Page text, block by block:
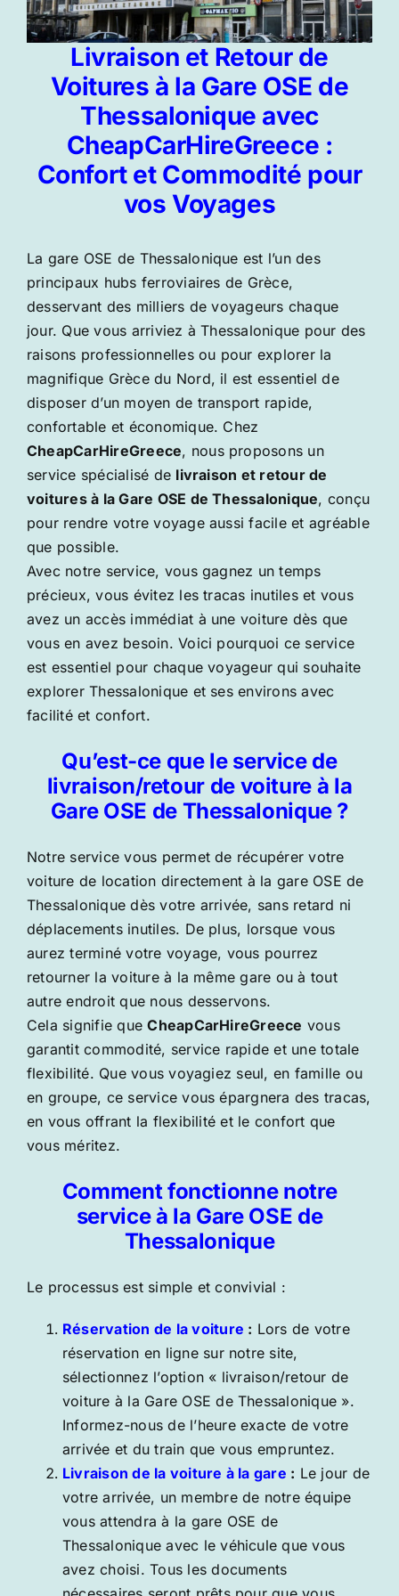
Livraison et Retour de
Voitures à la Gare OSE de
Thessalonique avec
CheapCarHireGreece :
Confort et Commodité pour
vos Voyages
La gare OSE de Thessalonique est l’un des
principaux hubs ferroviaires de Grèce,
desservant des milliers de voyageurs chaque
jour. Que vous arriviez à Thessalonique pour des
raisons professionnelles ou pour explorer la
magnifique Grèce du Nord, il est essentiel de
disposer d’un moyen de transport rapide,
confortable et économique. Chez
CheapCarHireGreece, nous proposons un
service spécialisé de livraison et retour de
voitures à laGare OSE de Thessalonique, conçu
pour rendre votre voyage aussi facile et agréable
que possible.
Avec notre service, vous gagnez un temps
précieux, vous évitez les tracas inutiles et vous
avez un accès immédiat à une voiture dès que
vous en avez besoin. Voici pourquoi ce service
est essentiel pour chaque voyageur qui souhaite
explorer Thessalonique et ses environs avec
facilité et confort.
Qu’est-ce que le service de
livraison/retour de voiture à la
Gare OSE de Thessalonique ?
Notre service vous permet de récupérer votre
voiture de location directement à la gare OSE de
Thessalonique dès votre arrivée, sans retard ni
déplacements inutiles. De plus, lorsque vous
aurez terminé votre voyage, vous pourrez
retourner la voiture à la même gare ou à tout
autre endroit que nous desservons.
Cela signifie queCheapCarHireGreece vous
garantit commodité, service rapide et une totale
flexibilité. Que vous voyagiez seul, en famille ou
en groupe, ce service vous épargnera des tracas,
en vous offrant la flexibilité et le confort que
vous méritez.
Comment fonctionne notre
service à la Gare OSE de
Thessalonique
Le processus est simple et convivial :
Réservation de la voiture : Lors de votre
réservation en ligne sur notre site,
sélectionnez l’option « livraison/retour de
voiture à la Gare OSE de Thessalonique ».
Informez-nous de l’heure exacte de votre
arrivée et du train que vous empruntez.
Livraison de la voiture à la gare : Le jour de
votre arrivée, un membre de notre équipe
vous attendra à la gare OSE de
Thessalonique avec le véhicule que vous
avez choisi. Tous les documents